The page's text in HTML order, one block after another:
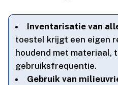
Inventarisatie van
toestel krijgt een eigen
houdend met materiaal,
gebruiksfrequentie.​
Gebruik van